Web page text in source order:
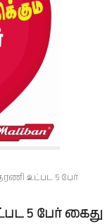
உட்பட 5 பேர்
5 பேர் கைது